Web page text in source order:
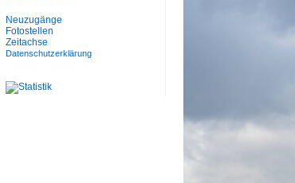
Neuzugänge
Fotostellen
Zeitachse
Datenschutzerklärung